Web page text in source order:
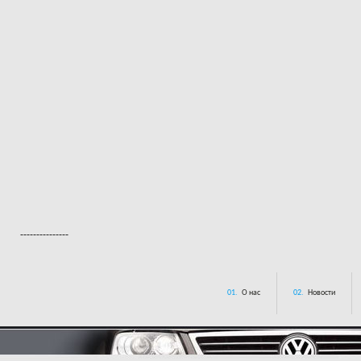
---------------
01. О нас 02. Новости